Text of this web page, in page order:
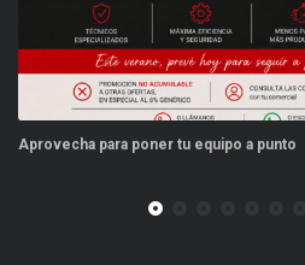
Aprovecha para poner tu equipo a punto